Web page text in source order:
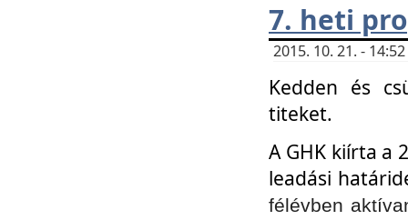
7. heti
2015. 10. 21. -
Kedden és
titeket.
A GHK kiírta a
leadási
félévben